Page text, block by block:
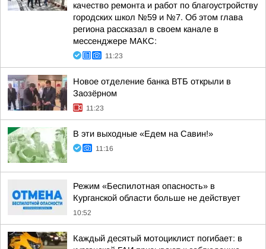
качество ремонта и работ по благоустройству
городских школ №59 и №7. Об этом глава
региона рассказал в своем канале в
мессенджере МАКС:
11:23
Новое отделение банка ВТБ открыли в
Заозёрном
11:23
В эти выходные «Едем на Савин!»
11:16
Режим «Беспилотная опасность» в
Курганской области больше не действует
10:52
Каждый десятый мотоциклист погибает: в